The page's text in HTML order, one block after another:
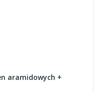
aramidowych +